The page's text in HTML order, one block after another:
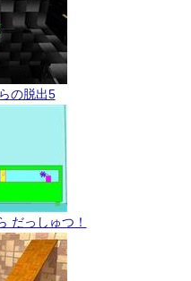
の脱出5
だっしゅつ！